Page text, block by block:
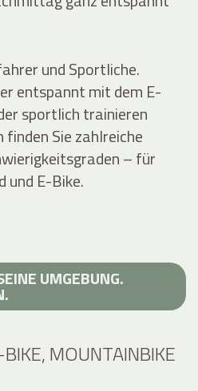
und Sportliche.
entspannt mit dem E-
sportlich trainieren
finden Sie zahlreiche
– für
und E-Bike.
UMGEBUNG.
MOUNTAINBIKE